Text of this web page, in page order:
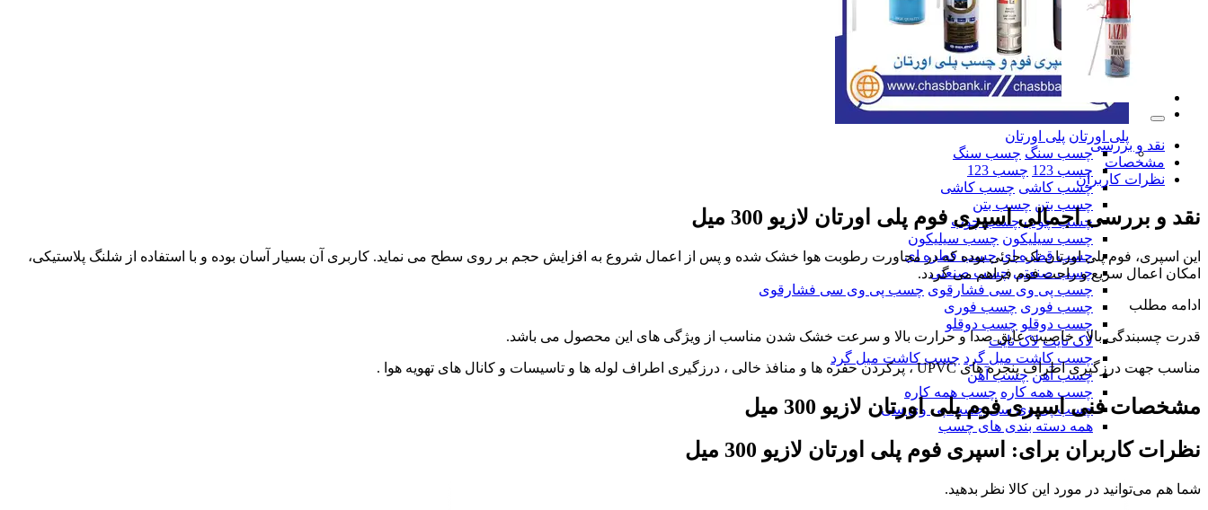
پلی اورتان پلی اورتان
چسب سنگ چسب سنگ
چسب 123
چسب 123
چسب کاشی چسب کاشی
چسب بتن چسب بتن
چسب چوب چسب چوب
چسب سیلیکون چسب سیلیکون
چسب قطره ای چسب قطره ای
چسب صنعتی چسب صنعتی
چسب پی وی سی فشارقوی چسب پی وی سی فشارقوی
چسب فوری چسب فوری
چسب دوقلو چسب دوقلو
لاک تایت لاک تایت
چسب کاشت میل گرد چسب کاشت میل گرد
چسب آهن چسب آهن
چسب همه کاره چسب همه کاره
چسب پی وی سی چسب پی وی سی
همه دسته بندی های چسب
نقد و بررسی
مشخصات
نظرات کاربران
نقد و بررسی اجمالیاسپری فوم پلی اورتان لازیو 300 میل
این اسپری، فوم پلی اورتان تک جزئی بوده که در مجاورت رطوبت هوا خشک شده و پس از اعمال شروع به افزایش حجم بر روی سطح می نماید. کاربری آن بسیار آسان بوده و با استفاده از شلنگ پلاستیکی،
امکان اعمال سریع و راحت فوم فراهم می گردد.
ادامه مطلب
قدرت چسبندگی بالا ، خاصیت عایق صدا و حرارت بالا و سرعت خشک شدن مناسب از ویژگی های این محصول می باشد.
مناسب جهت درزگیری اطراف پنجره های UPVC ، پرکردن حفره ها و منافذ خالی ، درزگیری اطراف لوله ها و تاسیسات و کانال های تهویه هوا .
مشخصات فنیاسپری فوم پلی اورتان لازیو 300 میل
نظرات کاربران برای: اسپری فوم پلی اورتان لازیو 300 میل
شما هم می‌توانید در مورد این کالا نظر بدهید.